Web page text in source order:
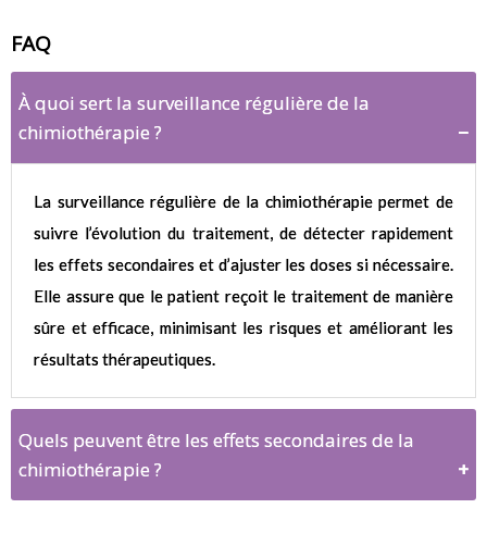
FAQ
À quoi sert la surveillance régulière de la
chimiothérapie ?
La surveillance régulière de la chimiothérapie permet de
suivre l’évolution du traitement, de détecter rapidement
les effets secondaires et d’ajuster les doses si nécessaire.
Elle assure que le patient reçoit le traitement de manière
sûre et efficace, minimisant les risques et améliorant les
résultats thérapeutiques.
Quels peuvent être les effets secondaires de la
chimiothérapie ?